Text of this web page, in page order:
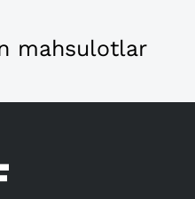
mahsulotlar